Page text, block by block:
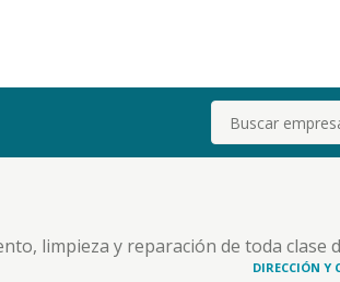
Buscar
limpieza y reparación de toda clase
la compra y venta, importación yDIRECCIÓN Y